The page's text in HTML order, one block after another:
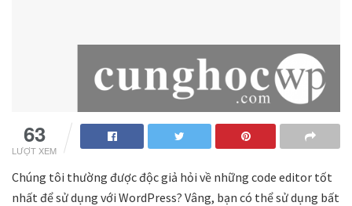
63
LƯỢT XEM
Chúng tôi thường được độc giả hỏi về những code editor tốt
nhất để sử dụng với WordPress? Vâng, bạn có thể sử dụng bất